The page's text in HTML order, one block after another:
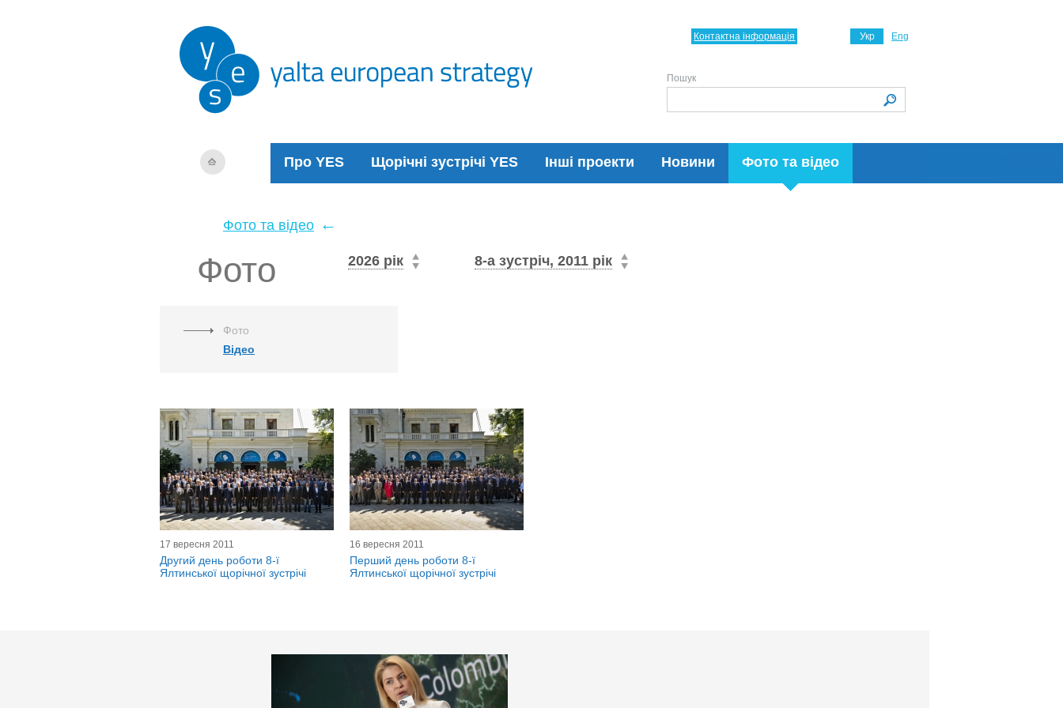
Про YES Щорічні зустрічі YES Інші проекти Новини Фото та відео
Укр Eng
Контактна інформація
Пошук
Фото та відео ←
Фото 2026 рік 8-а зустріч, 2011 рік
Фото
Відео
17 вересня 2011
Другий день роботи 8-ї
Ялтинської щорічної зустрічі
16 вересня 2011
Перший день роботи 8-ї
Ялтинської щорічної зустрічі